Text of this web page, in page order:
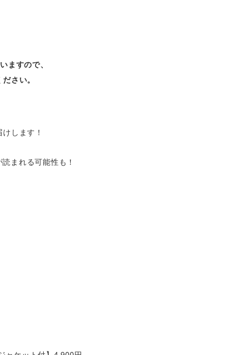
ますので、
さい。
します！
まれる可能性も！